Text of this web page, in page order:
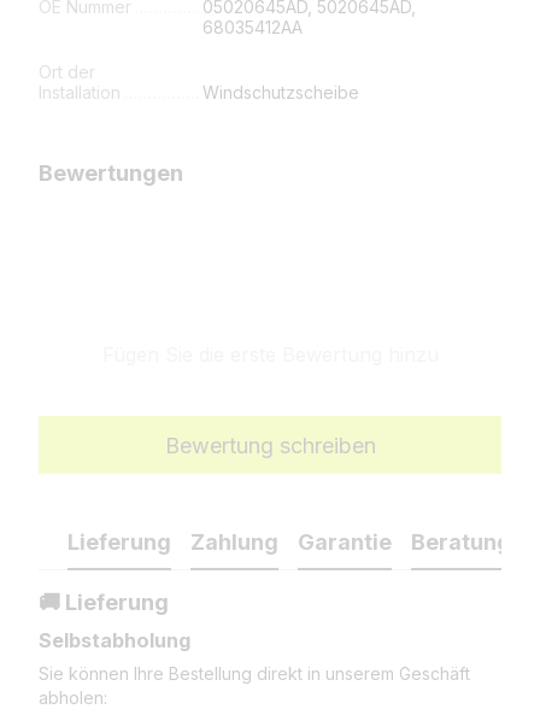
OE Nummer
05020645AD, 5020645AD,
68035412AA
Ort der
Installation
Windschutzscheibe
Bewertungen
Bewertung schreiben
Lieferung Zahlung Garantie Beratung
🚚 Lieferung
Selbstabholung
Sie können Ihre Bestellung direkt in unserem Geschäft
abholen: